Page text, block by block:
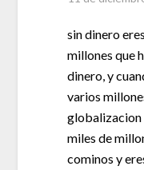
sin dinero
millones que
dinero, y
varios
globalizacion
miles de
cominos y